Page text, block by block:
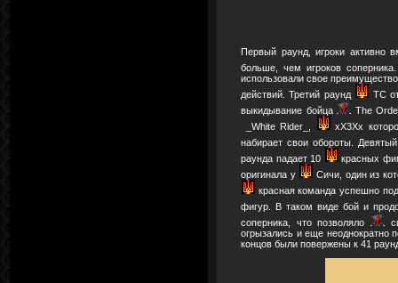
Первый раунд, игроки
больше, чем игроков
использовали свое
действий. Третий раунд
ТС
выкидывание бойца
The
_White Rider_,
xX3Xx
набирает свои обороты.
раунда падает 10
красных
оригинала у
Сичи, один из
красная команда успешно
фигур. В таком виде бой и
соперника, что позволяло
огрызались и еще неоднократно
концов были повержены к 41